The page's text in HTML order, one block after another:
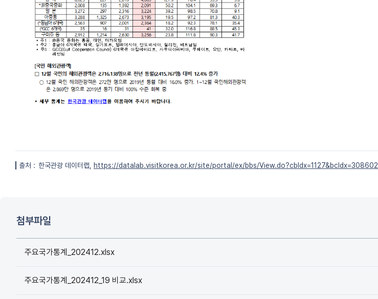
출처 : 한국관광 데이터랩, https://datalab.visitkorea.or.kr/site/portal/ex/bbs/View.do?cbIdx=1127&bcIdx=308602
첨부파일
주요국가통계_202412.xlsx
주요국가통계_202412_19 비교.xlsx